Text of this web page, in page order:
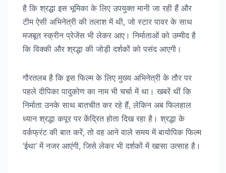
है कि श्रद्धा इस भूमिका के लिए उपयुक्त मानी जा रही हैं और
टीम ऐसी अभिनेत्री की तलाश में थी, जो स्टार पावर के साथ
मजबूत स्क्रीन प्रेजेंस भी लेकर आए। निर्माताओं को उम्मीद है
कि विक्की और श्रद्धा की जोड़ी दर्शकों को पसंद आएगी।
गौरतलब है कि इस फिल्म के लिए मुख्य अभिनेत्री के तौर पर
पहले दीपिका पादुकोण का नाम भी चर्चा में था। खबरें थीं कि
निर्माता उनके साथ बातचीत कर रहे हैं, लेकिन अब फिलहाल
ध्यान श्रद्धा कपूर पर केंद्रित होता दिख रहा है। श्रद्धा के
वर्कफ्रंट की बात करें, तो वह आने वाले समय में बायोपिक फिल्म
‘ईथा’ में नजर आएंगी, जिसे लेकर भी दर्शकों में खासा उत्साह है।